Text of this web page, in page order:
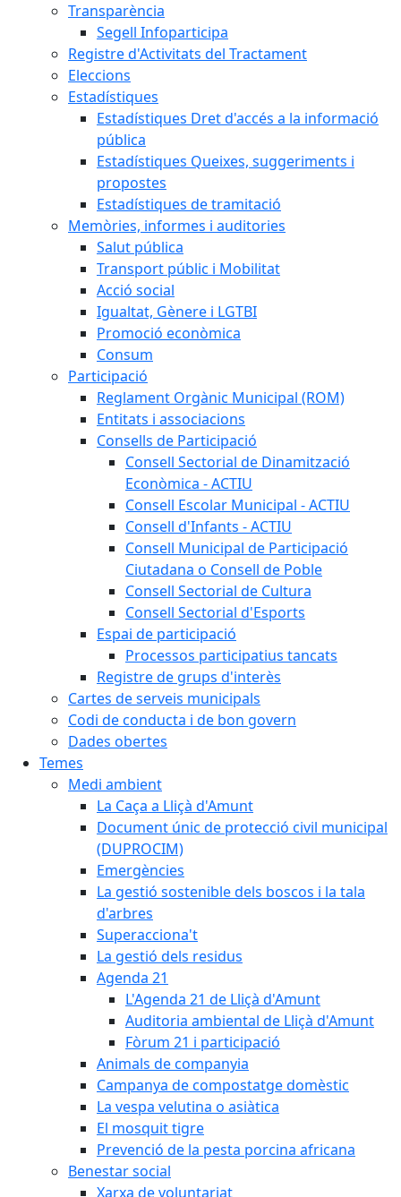
Transparència
Segell Infoparticipa
Registre d'Activitats del Tractament
Eleccions
Estadístiques
Estadístiques Dret d'accés a la informació
pública
Estadístiques Queixes, suggeriments i
propostes
Estadístiques de tramitació
Memòries, informes i auditories
Salut pública
Transport públic i Mobilitat
Acció social
Igualtat, Gènere i LGTBI
Promoció econòmica
Consum
Participació
Reglament Orgànic Municipal (ROM)
Entitats i associacions
Consells de Participació
Consell Sectorial de Dinamització
Econòmica - ACTIU
Consell Escolar Municipal - ACTIU
Consell d'Infants - ACTIU
Consell Municipal de Participació
Ciutadana o Consell de Poble
Consell Sectorial de Cultura
Consell Sectorial d'Esports
Espai de participació
Processos participatius tancats
Registre de grups d'interès
Cartes de serveis municipals
Codi de conducta i de bon govern
Dades obertes
Temes
Medi ambient
La Caça a Lliçà d'Amunt
Document únic de protecció civil municipal
(DUPROCIM)
Emergències
La gestió sostenible dels boscos i la tala
d'arbres
Superacciona't
La gestió dels residus
Agenda 21
L'Agenda 21 de Lliçà d'Amunt
Auditoria ambiental de Lliçà d'Amunt
Fòrum 21 i participació
Animals de companyia
Campanya de compostatge domèstic
La vespa velutina o asiàtica
El mosquit tigre
Prevenció de la pesta porcina africana
Benestar social
Xarxa de voluntariat